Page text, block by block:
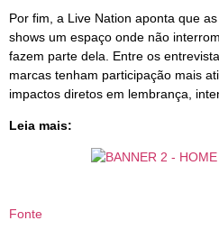
Por fim, a Live Nation aponta que
shows um espaço onde não
fazem parte dela. Entre os
marcas tenham participação mais
impactos diretos em lembrança,
Leia mais:
Fonte